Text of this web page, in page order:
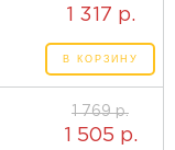
1 317 р.
В КОРЗИНУ
1 769 р.
1 505 р.